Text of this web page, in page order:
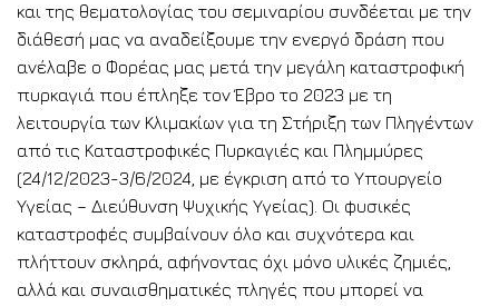
και της θεματολογίας του σεμιναρίου συνδέεται με την
διάθεσή μας να αναδείξουμε την ενεργό δράση που
ανέλαβε ο Φορέας μας μετά την μεγάλη καταστροφική
πυρκαγιά που έπληξε τον Έβρο το 2023 με τη
λειτουργία των Κλιμακίων για τη Στήριξη των Πληγέντων
από τις Καταστροφικές Πυρκαγιές και Πλημμύρες
(24/12/2023-3/6/2024, με έγκριση από το Υπουργείο
Υγείας – Διεύθυνση Ψυχικής Υγείας). Οι φυσικές
καταστροφές συμβαίνουν όλο και συχνότερα και
πλήττουν σκληρά, αφήνοντας όχι μόνο υλικές ζημιές,
αλλά και συναισθηματικές πληγές που μπορεί να